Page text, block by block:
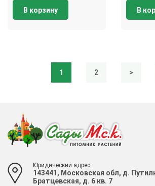
В корзину В
1 2 >
Юридический адрес:
143441, Московская обл, д.
Братцевская, д. 6 кв. 7